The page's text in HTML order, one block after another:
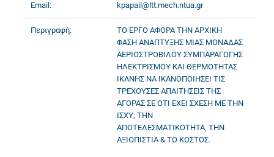
Email: kpapail@ltt.mech.ntua.gr
Περιγραφή:
ΤΟ ΕΡΓΟ ΑΦΟΡΑ ΤΗΝ ΑΡΧΙΚΗ
ΦΑΣΗ ΑΝΑΠΤΥΞΗΣ ΜΙΑΣ ΜΟΝΑΔΑΣ
ΑΕΡΙΟΣΤΡΟΒΙΛΟΥ ΣΥΜΠΑΡΑΓΩΓΗΣ
ΗΛΕΚΤΡΙΣΜΟΥ ΚΑΙ ΘΕΡΜΟΤΗΤΑΣ
ΙΚΑΝΗΣ ΝΑ ΙΚΑΝΟΠΟΙΗΣΕΙ ΤΙΣ
ΤΡΕΧΟΥΣΕΣ ΑΠΑΙΤΗΣΕΙΣ ΤΗΣ
ΑΓΟΡΑΣ ΣΕ ΟΤΙ ΕΧΕΙ ΣΧΕΣΗ ΜΕ ΤΗΝ
ΙΣΧΥ, ΤΗΝ
ΑΠΟΤΕΛΕΣΜΑΤΙΚΟΤΗΤΑ, ΤΗΝ
ΑΞΙΟΠΙΣΤΙΑ & ΤΟ ΚΟΣΤΟΣ.